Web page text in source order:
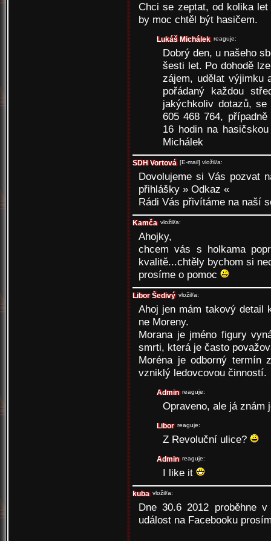
Chci se zeptat, od kolika
by moc chtěl být hasičem.
Lukáš Michálek reaguje:
Dobrý den, u našeho
šesti let. Po dohodě
zájem, udělat výjimku
pořádaný každou
jakýchkoliv dotazů,
605 468 764,
16 hodin na
Michálek
SDH Vortová [E-mail] vložil/a:
Dovolujeme si Vás pozvat
přihlášky » Odkaz «
Rádi Vás přivítáme na naší
Kamča vložil/a:
Ahojky,
chcem vás s holkama
kvalitě...chtěly bychom si
prosíme o pomoc
Libor Šedivý vložil/a:
Ahoj jen mám takový detail
ne Moreny.
Morana je jméno figury
smrti, která je často
Moréna je odborný termín
vzniklý ledovcovou činností.
Admin reaguje:
Opraveno, ale já znám
Libor reaguje:
Z Revoluční ulice?
Admin reaguje:
I like it
kuba vložil/a:
Dne 30.6 2012 proběhne
událost na Facebooku